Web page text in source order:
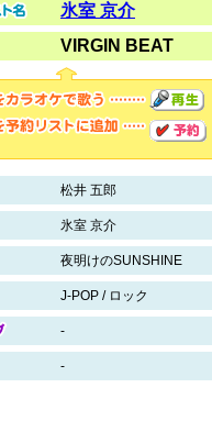
氷室 京介
VIRGIN BEAT
松井 五郎
氷室 京介
夜明けのSUNSHINE
J-POP / ロック
-
-